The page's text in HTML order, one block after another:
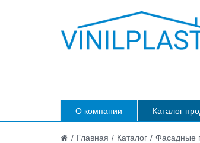
О компании Каталог
/ Главная / Каталог / Фасадные